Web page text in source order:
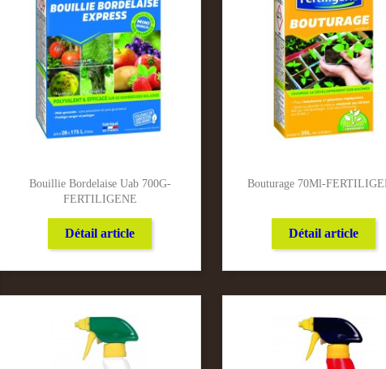
Bouillie Bordelaise Uab 700G-
FERTILIGENE
Détail article
Bouturage 70Ml-
Détail article